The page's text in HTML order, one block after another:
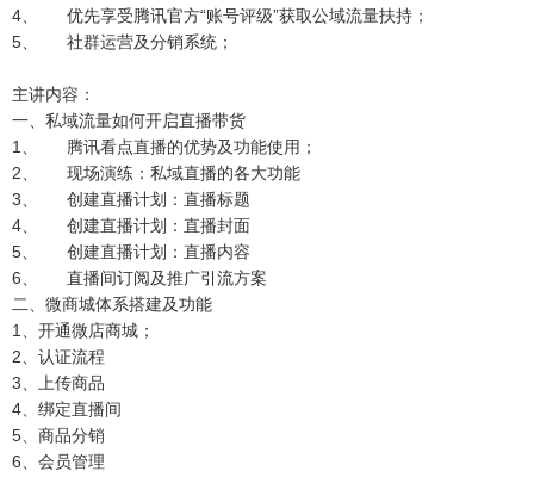
4、 优先享受腾讯官方“账号评级”获取公域流量扶持；
5、 社群运营及分销系统；
主讲内容：
一、私域流量如何开启直播带货
1、 腾讯看点直播的优势及功能使用；
2、 现场演练：私域直播的各大功能
3、 创建直播计划：直播标题
4、 创建直播计划：直播封面
5、 创建直播计划：直播内容
6、 直播间订阅及推广引流方案
二、微商城体系搭建及功能
1、开通微店商城；
2、认证流程
3、上传商品
4、绑定直播间
5、商品分销
6、会员管理